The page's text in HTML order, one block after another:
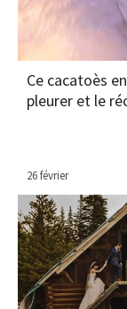
Ce cacatoès
pleurer et le
26 février